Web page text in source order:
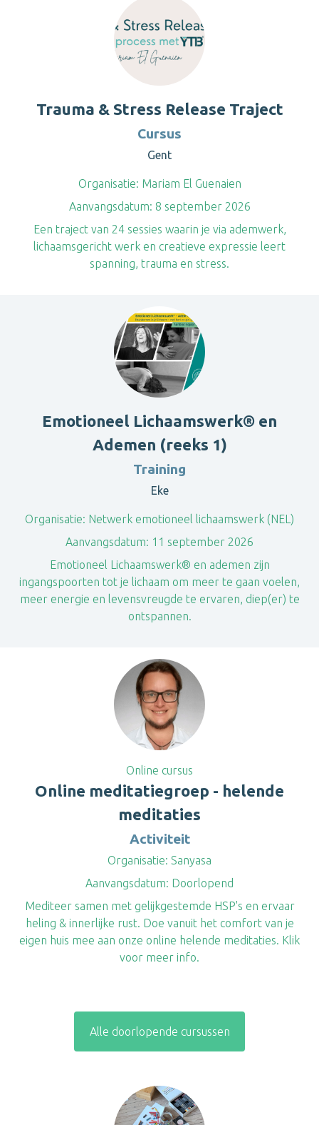
Trauma & Stress Release Traject
Cursus
Gent
Organisatie: Mariam El Guenaien
Aanvangsdatum: 8 september 2026
Een traject van 24 sessies waarin je via ademwerk,
lichaamsgericht werk en creatieve expressie leert
spanning, trauma en stress.
Emotioneel Lichaamswerk® en
Ademen (reeks 1)
Training
Eke
Organisatie: Netwerk emotioneel lichaamswerk (NEL)
Aanvangsdatum: 11 september 2026
Emotioneel Lichaamswerk® en ademen zijn
ingangspoorten tot je lichaam om meer te gaan voelen,
meer energie en levensvreugde te ervaren, diep(er) te
ontspannen.
Online cursus
Online meditatiegroep - helende
meditaties
Activiteit
Organisatie: Sanyasa
Aanvangsdatum: Doorlopend
Mediteer samen met gelijkgestemde HSP's en ervaar
heling & innerlijke rust. Doe vanuit het comfort van je
eigen huis mee aan onze online helende meditaties. Klik
voor meer info.
Alle doorlopende cursussen